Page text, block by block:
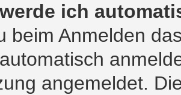
ich
beim Anmelden
angemeldet.